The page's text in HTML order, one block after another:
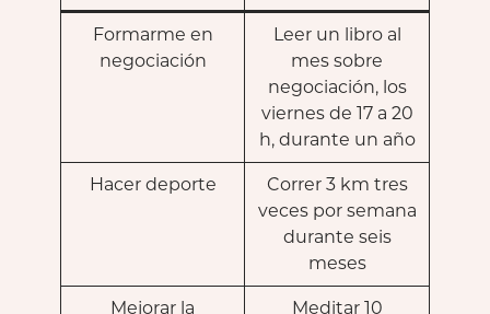
Formarme en
negociación
Leer un libro al
mes sobre
negociación, los
viernes de 17 a 20
h, durante un año
Hacer deporte
Correr 3 km tres
veces por semana
durante seis
meses
Mejorar la
Meditar 10